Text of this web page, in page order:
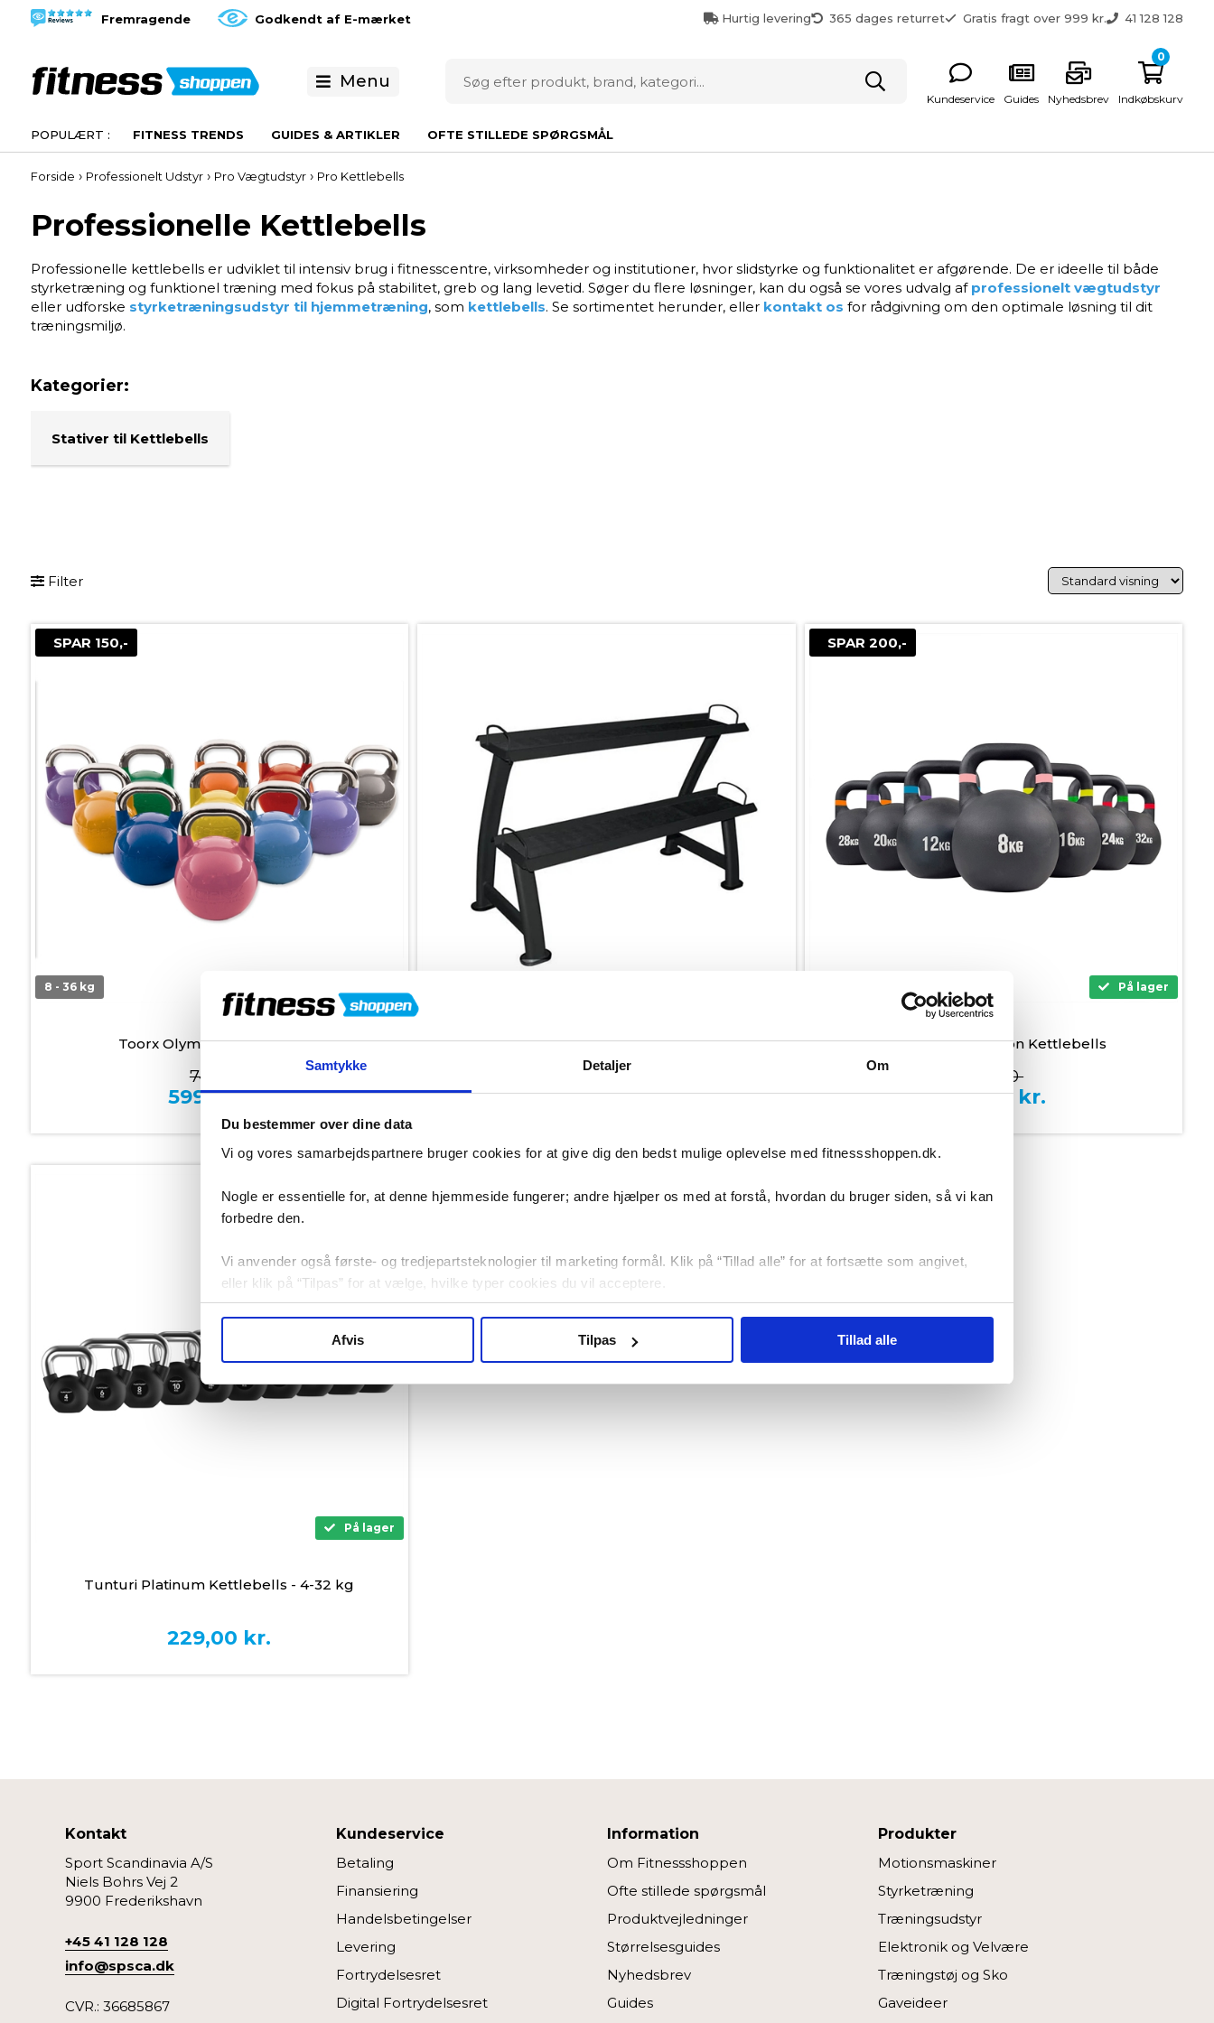
Samtykke Detaljer Om
Du bestemmer over dine data
Vi og vores samarbejdspartnere bruger cookies for at give dig den bedst mulige oplevelse med fitnessshoppen.dk.
Nogle er essentielle for, at denne hjemmeside fungerer; andre hjælper os med at forstå, hvordan du bruger siden, så vi kan
forbedre den.
Vi anvender også første- og tredjepartsteknologier til marketing formål. Klik på “Tillad alle” for at fortsætte som angivet,
eller klik på “Tilpas” for at vælge, hvilke typer cookies du vil acceptere.
Afvis Tilpas Tillad alle
Hurtig levering 365 dages returret Gratis fragt over 999 kr. 41 128 128
Fremragende Godkendt af E-mærket
Menu
Kundeservice Guides Nyhedsbrev Indkøbskurv
0
FITNESS TRENDS GUIDES & ARTIKLER OFTE STILLEDE SPØRGSMÅL
Forside › Professionelt Udstyr› Pro Vægtudstyr› Pro Kettlebells
Professionelle Kettlebells
Professionelle kettlebells er udviklet til intensiv brug i fitnesscentre, virksomheder og institutioner, hvor slidstyrke og funktionalitet er afgørende. De er ideelle til både
styrketræning og funktionel træning med fokus på stabilitet, greb og lang levetid. Søger du flere løsninger, kan du også se vores udvalg af professionelt vægtudstyr
eller udforske styrketræningsudstyr til hjemmetræning, som kettlebells. Se sortimentet herunder, eller kontakt os for rådgivning om den optimale løsning til dit
træningsmiljø.
Stativer til Kettlebells
Filter
SPAR 150,-
8 - 36 kg
Toorx Olympiske Kettlebells
749,00
599,00kr.
Toorx Rack Pro Kettlebell- og Medicinboldstativ –
2 Hylder
2.999,00kr.
SPAR 200,-
På lager
Tunturi Competition Kettlebells
899,00
699,00 kr.
På lager
Tunturi Platinum Kettlebells - 4-32 kg
229,00 kr.
Kontakt
Sport Scandinavia A/S
Niels Bohrs Vej 2
9900 Frederikshavn
+45 41 128 128
info@spsca.dk
CVR.: 36685867
Kundeservice
Betaling
Finansiering
Handelsbetingelser
Levering
Fortrydelsesret
Digital Fortrydelsesret
Information
Om Fitnessshoppen
Ofte stillede spørgsmål
Produktvejledninger
Størrelsesguides
Nyhedsbrev
Guides
Produkter
Motionsmaskiner
Styrketræning
Træningsudstyr
Elektronik og Velvære
Træningstøj og Sko
Gaveideer